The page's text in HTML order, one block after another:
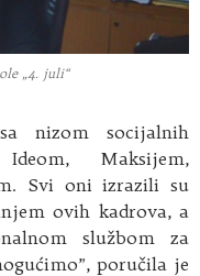
„4. juli“
nizom socijalnih
Maksijem,
Svi oni izrazili su
ovih kadrova, a
službom za
poručila je